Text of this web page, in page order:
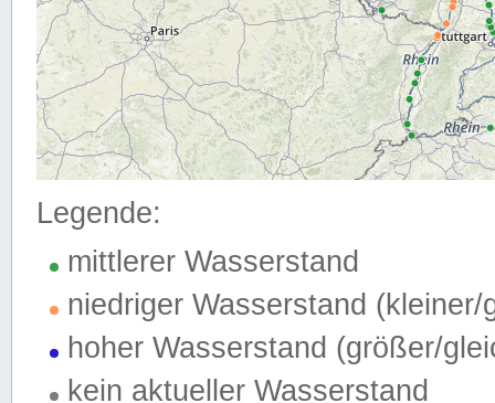
Legende:
mittlerer Wasserstand
niedriger Wasserstand (kleiner/
hoher Wasserstand (größer/
kein aktueller Wasserstand